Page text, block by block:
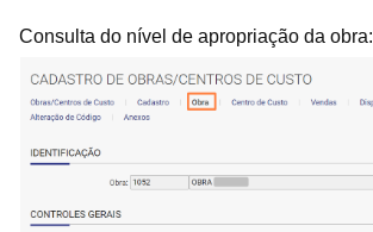
Consulta do nível de apropriação da obra: